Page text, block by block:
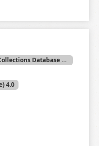
Rekihaku Collection Database (Collections Database of the National Museum of Japanese History)
4.0